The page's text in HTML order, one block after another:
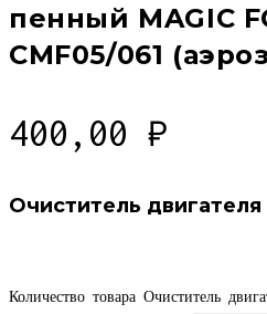
пенный MAGIC
CMF05/061
400,00 ₽
Очиститель двигателя
Количество товара Очиститель